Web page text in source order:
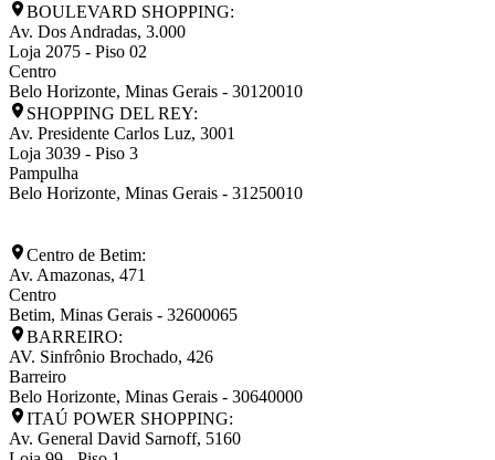
BOULEVARD SHOPPING:
Av. Dos Andradas, 3.000
Loja 2075 - Piso 02
Centro
Belo Horizonte, Minas Gerais - 30120010
SHOPPING DEL REY:
Av. Presidente Carlos Luz, 3001
Loja 3039 - Piso 3
Pampulha
Belo Horizonte, Minas Gerais - 31250010
Centro de Betim:
Av. Amazonas, 471
Centro
Betim, Minas Gerais - 32600065
BARREIRO:
AV. Sinfrônio Brochado, 426
Barreiro
Belo Horizonte, Minas Gerais - 30640000
ITAÚ POWER SHOPPING:
Av. General David Sarnoff, 5160